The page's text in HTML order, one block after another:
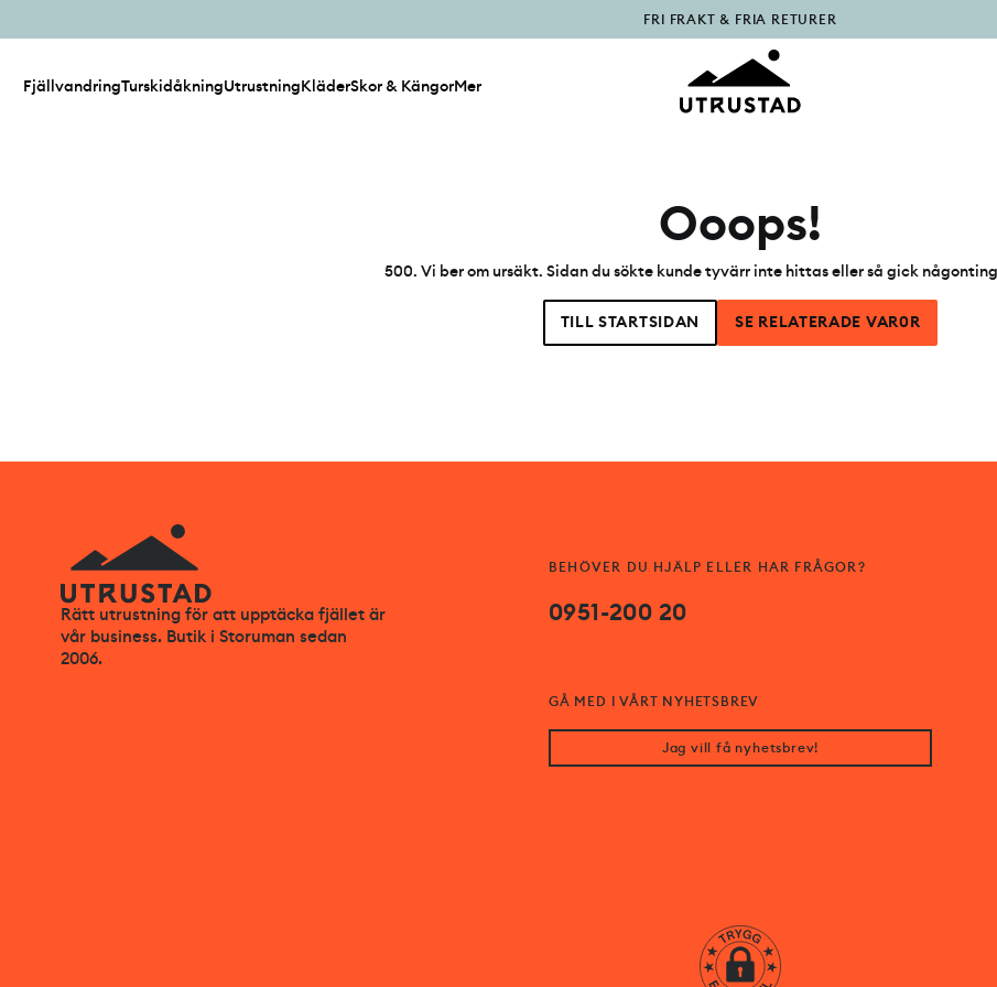
FRI FRAKT & FRIA RETURER
PÅFYLLT I OUTLET
FjällvandringTurskidåkningUtrustningKläderSkor & KängorMer
Ooops!
500. Vi ber om ursäkt. Sidan du sökte kunde tyvärr inte hittas eller så gick
TILL STARTSIDAN SE RELATERADE VAR0R
Rätt utrustning för att upptäcka fjället är
vår business. Butik i Storuman sedan
2006.
BEHÖVER DU HJÄLP ELLER HAR FRÅGOR?
0951-200 20
GÅ MED I VÅRT NYHETSBREV
Jag vill få nyhetsbrev!